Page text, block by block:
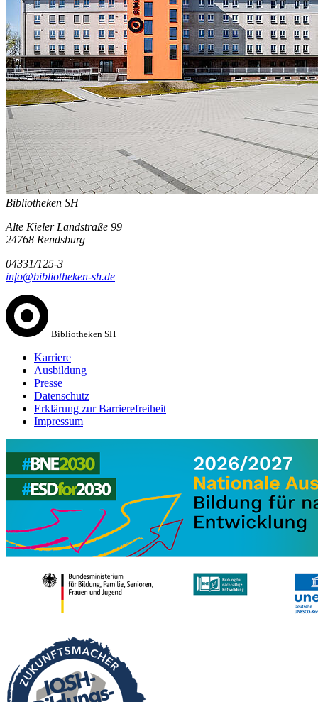
Bibliotheken SH
Alte Kieler Landstraße 99
24768 Rendsburg
04331/125-3
info@bibliotheken-sh.de
Bibliotheken SH
Karriere
Ausbildung
Presse
Datenschutz
Erklärung zur Barrierefreiheit
Impressum